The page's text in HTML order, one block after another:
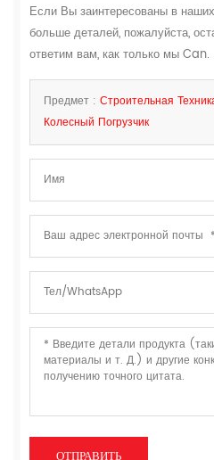
Если Вы заинтересованы в
больше деталей, пожалуйста,
ответим вам, как только мы Can.
Предмет : Строительная
Колесный Погрузчик